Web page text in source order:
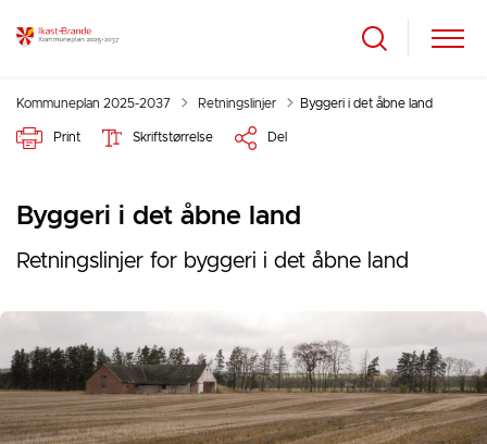
Kommuneplan 2025-2037
Tilbage til
Retningslinjer Byggeri i det åbne land
Print Skriftstørrelse Del
Byggeri i det åbne land
Retningslinjer for byggeri i det åbne land